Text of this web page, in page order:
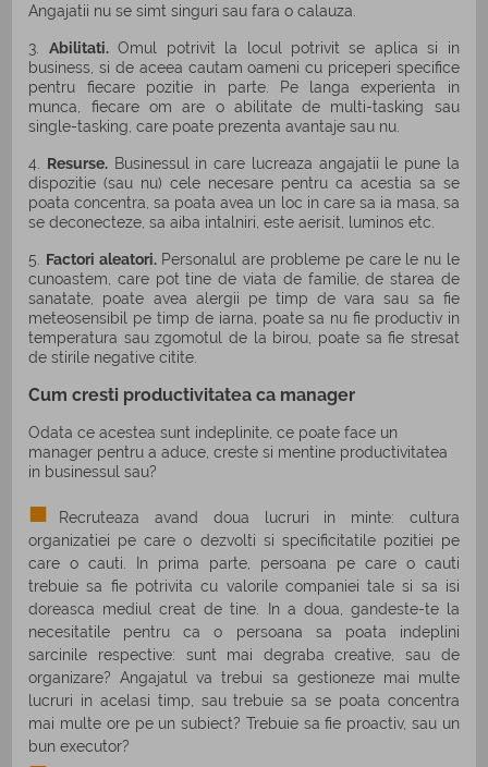
Angajatii nu se simt singuri sau fara o calauza.
3. Abilitati.Omul potrivit la locul potrivit se aplica si in
business, si de aceea cautam oameni cu priceperi specifice
pentru fiecare pozitie in parte. Pe langa experienta in
munca, fiecare om are o abilitate de multi-tasking sau
single-tasking, care poate prezenta avantaje sau nu.
4. Resurse.Businessul in care lucreaza angajatii le pune la
dispozitie (sau nu) cele necesare pentru ca acestia sa se
poata concentra, sa poata avea un loc in care sa ia masa, sa
se deconecteze, sa aiba intalniri, este aerisit, luminos etc.
5. Factori aleatori.Personalul are probleme pe care le nu le
cunoastem, care pot tine de viata de familie, de starea de
sanatate, poate avea alergii pe timp de vara sau sa fie
meteosensibil pe timp de iarna, poate sa nu fie productiv in
temperatura sau zgomotul de la birou, poate sa fie stresat
de stirile negative citite.
Cum cresti productivitatea ca manager
Odata ce acestea sunt indeplinite, ce poate face un
manager pentru a aduce, creste si mentine productivitatea
in businessul sau?
Recruteaza avand doua lucruri in minte: cultura
organizatiei pe care o dezvolti si specificitatile pozitiei pe
care o cauti. In prima parte, persoana pe care o cauti
trebuie sa fie potrivita cu valorile companiei tale si sa isi
doreasca mediul creat de tine. In a doua, gandeste-te la
necesitatile pentru ca o persoana sa poata indeplini
sarcinile respective: sunt mai degraba creative, sau de
organizare? Angajatul va trebui sa gestioneze mai multe
lucruri in acelasi timp, sau trebuie sa se poata concentra
mai multe ore pe un subiect? Trebuie sa fie proactiv, sau un
bun executor?